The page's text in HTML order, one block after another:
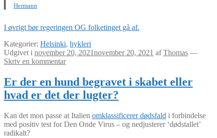
Hermann
I øvrigt bør regeringen OG folketinget gå af.
Kategorier: Helsinki, hykleri
Udgivet i november 20, 2021november 20, 2021 afThomas —
Skriv en kommentar
Er der en hund begravet i skabet eller
hvad er det der lugter?
Kan det mon passe at Italien omklassificerer dødsfald i forbindelse
med positiv test for Den Onde Virus – og nedjusterer ‘dødstallet’
radikalt?